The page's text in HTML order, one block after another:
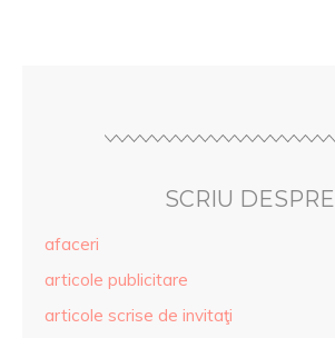
SCRIU DESPRE
afaceri
articole publicitare
articole scrise de invitaţi